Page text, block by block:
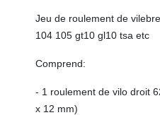
Jeu de roulement de
104 105 gt10 gl10 tsa etc
Comprend:
- 1 roulement de vilo droit
x 12 mm)